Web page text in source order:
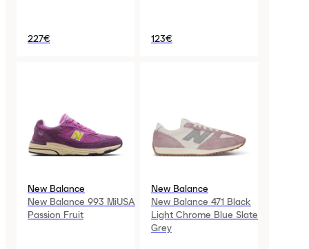
227€ 123€
New Balance
New Balance 993 MiUSA
Passion Fruit
New Balance
New Balance 471 Black
Light Chrome Blue Slate
Grey